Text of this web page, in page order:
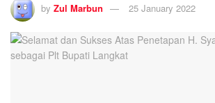
by Zul Marbun 25 January 2022